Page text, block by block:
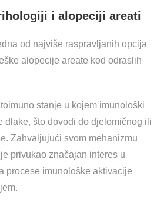
i alopeciji areati
od najviše raspravljanih opcija
alopecije areate kod odraslih
stanje u kojem imunološki
dlake, što dovodi do djelomičnog ili
Zahvaljujući svom mehanizmu
privukao značajan interes u
procese imunološke aktivacije